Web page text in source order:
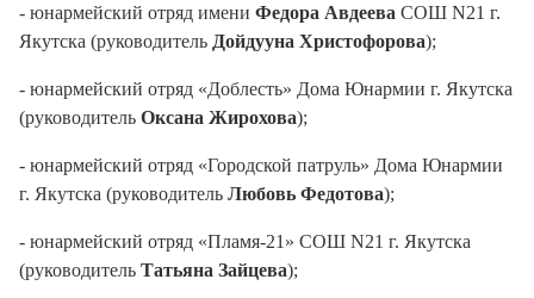
- юнармейский отряд имени Федора Авдеева СОШ N21 г.
Якутска (руководитель Дойдууна Христофорова);
- юнармейский отряд «Доблесть» Дома Юнармии г. Якутска
(руководитель Оксана Жирохова);
- юнармейский отряд «Городской патруль» Дома Юнармии
г. Якутска (руководитель Любовь Федотова);
- юнармейский отряд «Пламя-21» СОШ N21 г. Якутска
(руководитель Татьяна Зайцева);